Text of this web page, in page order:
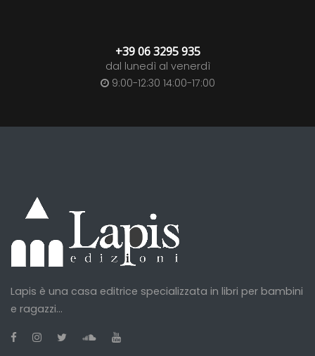
+39 06 3295 935
dal lunedì al venerdì
9:00-12:30 14:00-17:00
Lapis è una casa editrice specializzata in libri per bambini
e ragazzi...